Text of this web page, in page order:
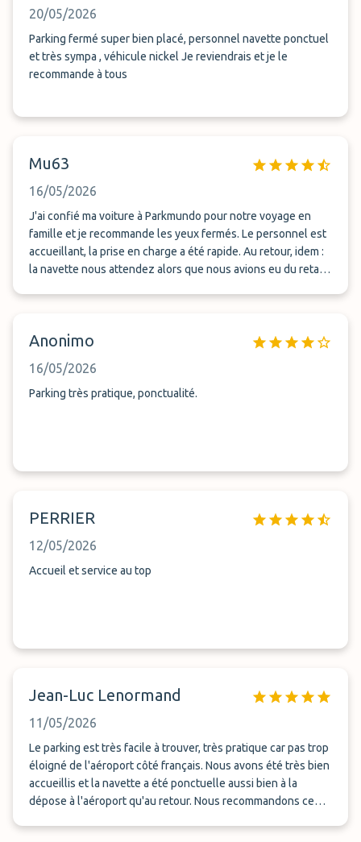
20/05/2026
Parking fermé super bien placé, personnel navette ponctuel
et très sympa , véhicule nickel Je reviendrais et je le
recommande à tous
Mu63
16/05/2026
​J'ai confié ma voiture à Parkmundo pour notre voyage en
famille et je recommande les yeux fermés. Le personnel est
accueillant, la prise en charge a été rapide. Au retour, idem :
la navette nous attendez alors que nous avions eu du retard
Anonimo
16/05/2026
Parking très pratique, ponctualité.
PERRIER
12/05/2026
Accueil et service au top
Jean-Luc Lenormand
11/05/2026
Le parking est très facile à trouver, très pratique car pas trop
éloigné de l'aéroport côté français. Nous avons été très bien
accueillis et la navette a été ponctuelle aussi bien à la
dépose à l'aéroport qu'au retour. Nous recommandons ce